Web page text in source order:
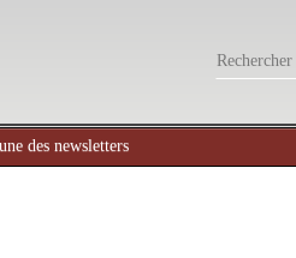
des newsletters